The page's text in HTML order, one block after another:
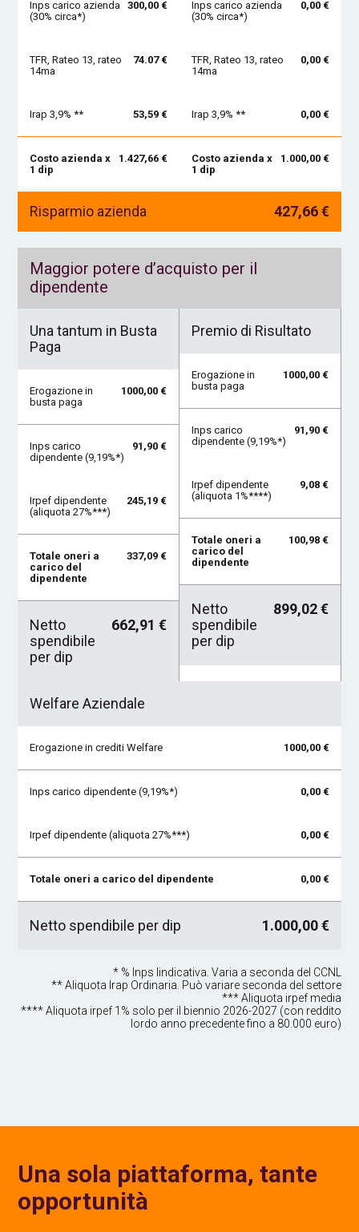
Inps carico azienda
(30% circa*)
300,00 €
TFR, Rateo 13, rateo
14ma
74.07 €
Irap 3,9% ** 53,59 €
Costo azienda x
1 dip
1.427,66 €
Inps carico azienda
(30% circa*)
0,00 €
TFR, Rateo 13, rateo
14ma
0,00 €
Irap 3,9% ** 0,00 €
Costo azienda x
1 dip
1.000,00 €
Risparmio azienda 427,66 €
Maggior potere d’acquisto per il
dipendente
Una tantum in Busta
Paga
Erogazione in
busta paga
1000,00 €
Inps carico
dipendente (9,19%*)
91,90 €
Irpef dipendente
(aliquota 27%***)
245,19 €
Totale oneri a
carico del
dipendente
337,09 €
Netto
spendibile
per dip
662,91 €
Premio di Risultato
Erogazione in
busta paga
1000,00 €
Inps carico
dipendente (9,19%*)
91,90 €
Irpef dipendente
(aliquota 1%****)
9,08 €
Totale oneri a
carico del
dipendente
100,98 €
Netto
spendibile
per dip
899,02 €
Welfare Aziendale
Erogazione in crediti Welfare 1000,00 €
Inps carico dipendente (9,19%*) 0,00 €
Irpef dipendente (aliquota 27%***) 0,00 €
Totale oneri a carico del dipendente 0,00 €
Netto spendibile per dip 1.000,00 €
* % Inps Iindicativa. Varia a seconda del CCNL
** Aliquota Irap Ordinaria. Può variare seconda del settore
*** Aliquota irpef media
**** Aliquota irpef 1% solo per il biennio 2026-2027 (con reddito
lordo anno precedente fino a 80.000 euro)
Una sola piattaforma, tante
opportunità